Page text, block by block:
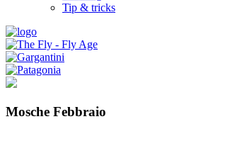
Tip & tricks
Mosche Febbraio